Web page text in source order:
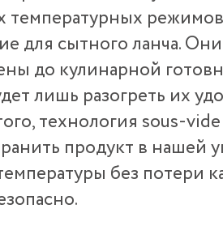
температурных
для сытного ланча. Они
до кулинарной
лишь разогреть их
технология sous-vide
продукт в нашей
без потери